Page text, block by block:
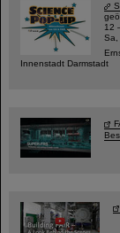
12
Sa,
Innenstadt Darmstadt